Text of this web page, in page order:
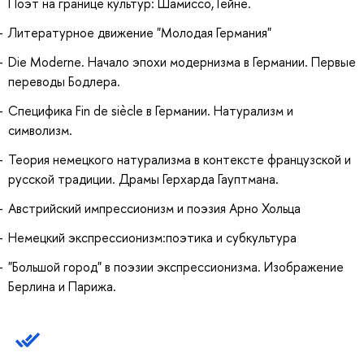
Поэт на границе культур: Шамиссо, Гейне.
Литературное движение "Молодая Германия"
Die Moderne. Начало эпохи модернизма в Германии. Первые
переводы Бодлера.
Специфика Fin de siècle в Германии. Натурализм и
символизм.
Теория немецкого натурализма в контексте французской и
русской традиции. Драмы Герхарда Гауптмана.
Австрийский импрессионизм и поэзия Арно Хольца
Немецкий экспрессионизм:поэтика и субкультура
"Большой город" в поэзии экспрессионизма. Изображение
Берлина и Парижа.